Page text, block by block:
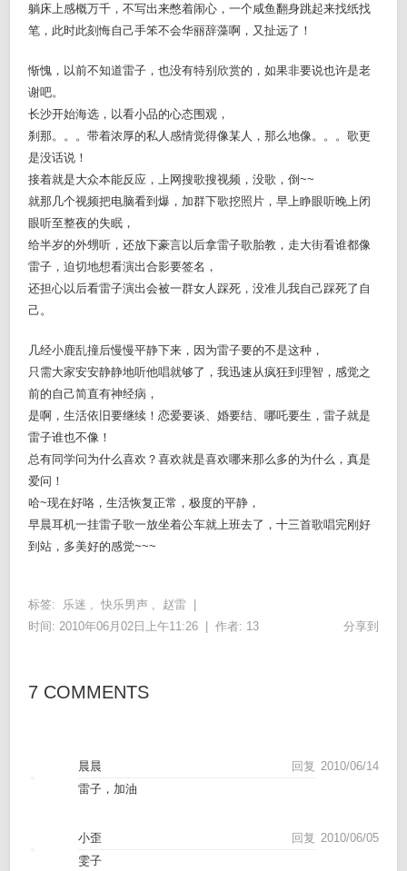
躺床上感概万千，不写出来憋着闹心，一个咸鱼翻身跳起来找纸找
笔，此时此刻悔自己手笨不会华丽辞藻啊，又扯远了！
惭愧，以前不知道雷子，也没有特别欣赏的，如果非要说也许是老
谢吧。
长沙开始海选，以看小品的心态围观，
刹那。。。带着浓厚的私人感情觉得像某人，那么地像。。。歌更
是没话说！
接着就是大众本能反应，上网搜歌搜视频，没歌，倒~~
就那几个视频把电脑看到爆，加群下歌挖照片，早上睁眼听晚上闭
眼听至整夜的失眠，
给半岁的外甥听，还放下豪言以后拿雷子歌胎教，走大街看谁都像
雷子，迫切地想看演出合影要签名，
还担心以后看雷子演出会被一群女人踩死，没准儿我自己踩死了自
己。
几经小鹿乱撞后慢慢平静下来，因为雷子要的不是这种，
只需大家安安静静地听他唱就够了，我迅速从疯狂到理智，感觉之
前的自己简直有神经病，
是啊，生活依旧要继续！恋爱要谈、婚要结、哪吒要生，雷子就是
雷子谁也不像！
总有同学问为什么喜欢？喜欢就是喜欢哪来那么多的为什么，真是
爱问！
哈~现在好咯，生活恢复正常，极度的平静，
早晨耳机一挂雷子歌一放坐着公车就上班去了，十三首歌唱完刚好
到站，多美好的感觉~~~
标签: 乐迷 , 快乐男声 , 赵雷
时间: 2010年06月02日上午11:26 |作者: 13 分享到
7 COMMENTS
2010/06/14
晨晨
回复
雷子，加油
2010/06/05
小歪
回复
雯子